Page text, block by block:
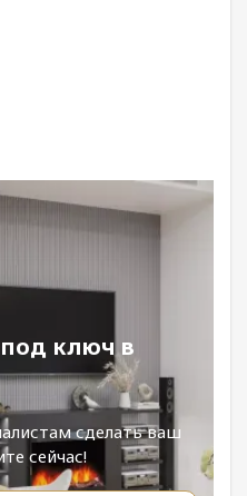
ключ в
сделать ваш
сейчас!